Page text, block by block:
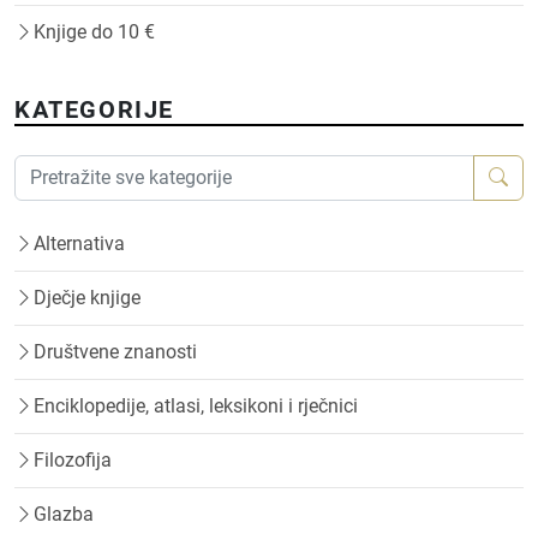
Knjige do 10 €
KATEGORIJE
Alternativa
Dječje knjige
Društvene znanosti
Enciklopedije, atlasi, leksikoni i rječnici
Filozofija
Glazba